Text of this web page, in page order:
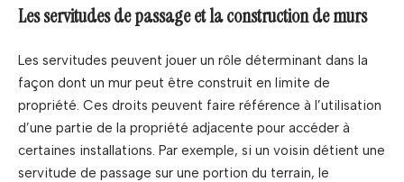
Les servitudes de passage et la construction de murs
Les servitudes peuvent jouer un rôle déterminant dans la
façon dont un mur peut être construit en limite de
propriété. Ces droits peuvent faire référence à l’utilisation
d’une partie de la propriété adjacente pour accéder à
certaines installations. Par exemple, si un voisin détient une
servitude de passage sur une portion du terrain, le